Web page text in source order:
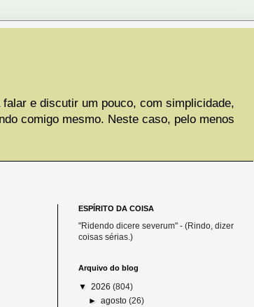
e discutir um pouco, com simplicidade,
comigo mesmo. Neste caso, pelo menos
ESPÍRITO DA COISA
"Ridendo dicere severum" - (Rindo, dizer
coisas sérias.)
Arquivo do blog
▼ 2026 (804)
►agosto(26)